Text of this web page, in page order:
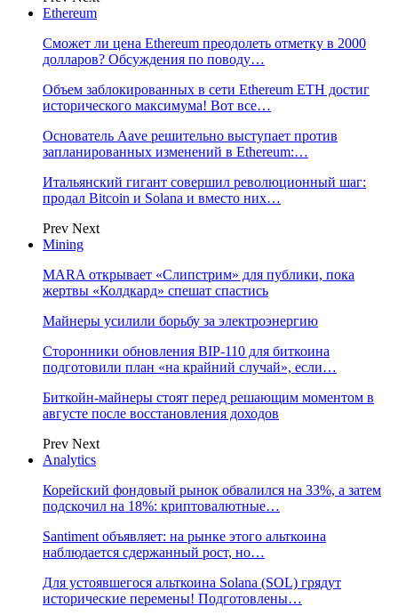
Ethereum
Сможет ли цена Ethereum преодолеть отметку в 2000
долларов? Обсуждения по поводу…
Объем заблокированных в сети Ethereum ETH достиг
исторического максимума! Вот все…
Основатель Aave решительно выступает против
запланированных изменений в Ethereum:…
Итальянский гигант совершил революционный шаг:
продал Bitcoin и Solana и вместо них…
Prev Next
Mining
MARA открывает «Слипстрим» для публики, пока
жертвы «Колдкард» спешат спастись
Майнеры усилили борьбу за электроэнергию
Сторонники обновления BIP-110 для биткоина
подготовили план «на крайний случай», если…
Биткойн-майнеры стоят перед решающим моментом в
августе после восстановления доходов
Prev Next
Analytics
Корейский фондовый рынок обвалился на 33%, а затем
подскочил на 18%: криптовалютные…
Santiment объявляет: на рынке этого альткоина
наблюдается сдержанный рост, но…
Для устоявшегося альткоина Solana (SOL) грядут
исторические перемены! Подготовлены…